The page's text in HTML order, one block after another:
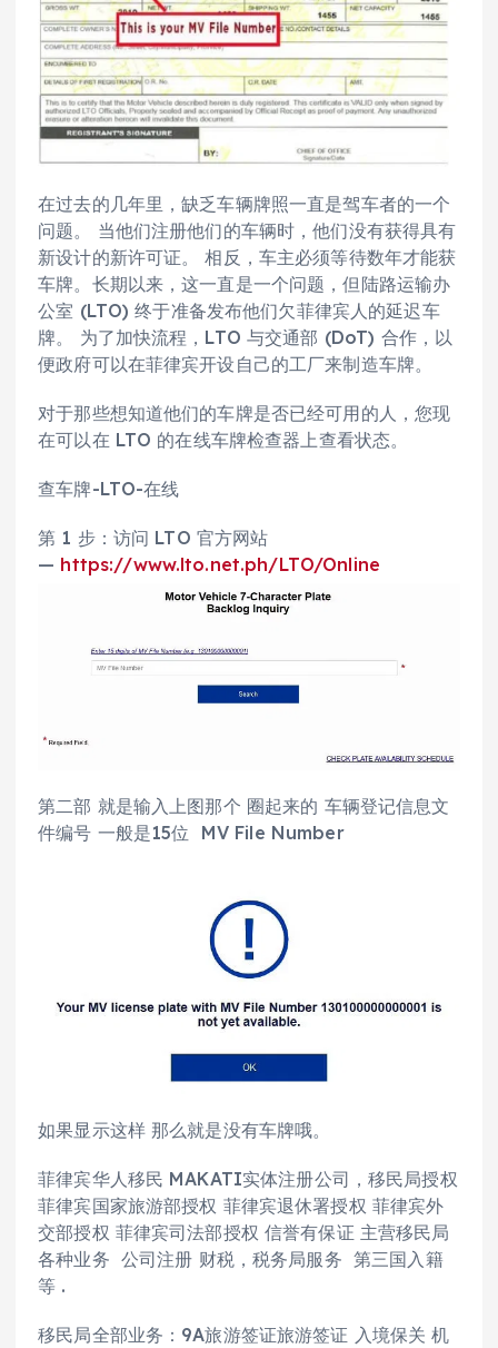
在过去的几年里，缺乏车辆牌照一直是驾车者的一个
问题。 当他们注册他们的车辆时，他们没有获得具有
新设计的新许可证。 相反，车主必须等待数年才能获
车牌。长期以来，这一直是一个问题，但陆路运输办
公室 (LTO) 终于准备发布他们欠菲律宾人的延迟车
牌。 为了加快流程，LTO 与交通部 (DoT) 合作，以
便政府可以在菲律宾开设自己的工厂来制造车牌。
对于那些想知道他们的车牌是否已经可用的人，您现
在可以在 LTO 的在线车牌检查器上查看状态。
查车牌-LTO-在线
第 1 步：访问 LTO 官方网站
— https://www.lto.net.ph/LTO/Online
第二部 就是输入上图那个 圈起来的 车辆登记信息文
件编号 一般是15位 MV File Number
如果显示这样 那么就是没有车牌哦。
菲律宾华人移民 MAKATI实体注册公司，移民局授权
菲律宾国家旅游部授权 菲律宾退休署授权 菲律宾外
交部授权 菲律宾司法部授权 信誉有保证 主营移民局
各种业务 公司注册 财税，税务局服务 第三国入籍
等 .
移民局全部业务：9A旅游签证旅游签证 入境保关 机